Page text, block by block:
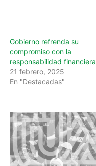
Gobierno refrenda su
compromiso con la
responsabilidad financiera
21 febrero, 2025
En "Destacadas"